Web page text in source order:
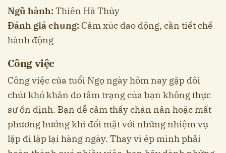
Ngũ hành:Thiên Hà Thủy
Đánh giá chung: Cảm xúc dao động, cần tiết chế
hành động
Công việc
Công việc của tuổi Ngọ ngày hôm nay gặp đôi
chút khó khăn do tâm trạng của bạn không thực
sự ổn định. Bạn dễ cảm thấy chán nản hoặc mất
phương hướng khi đối mặt với những nhiệm vụ
lặp đi lặp lại hàng ngày. Thay vì ép mình phải